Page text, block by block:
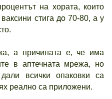
на хората, които
стига до 70-80, а у
а причината е, че има
в аптечната мрежа, но
всички опаковки са
реално са приложени.